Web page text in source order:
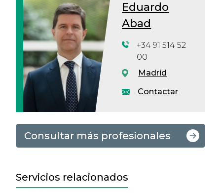
Eduardo
Abad
Contactar
+34 91 514 52
00
Madrid
Consultar más profesionales
Servicios relacionados